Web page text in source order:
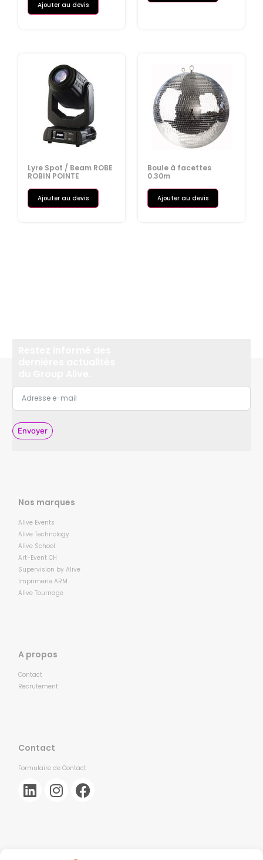
Ajouter au devis
Lyre Spot / Beam ROBE
ROBIN POINTE
Ajouter au devis
Boule à facettes
0.30m
Ajouter au devis
Envoyer
Nos marques
Alive Events
Alive Technology
Alive School
Art-Event CH
Supervision by Alive
Imprimerie ARM
Alive Tournage
A propos
Contact
Recrutement
Contact
Formulaire de Contact